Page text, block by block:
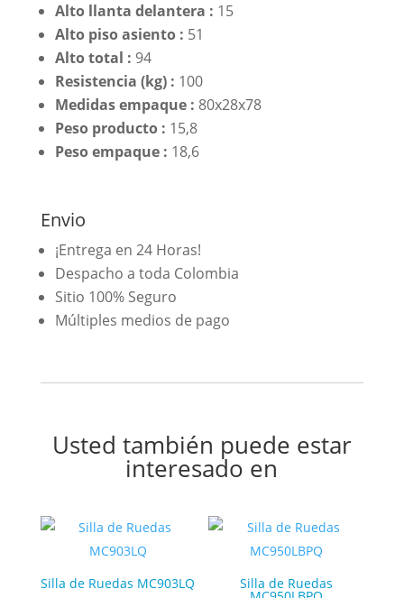
Alto llanta delantera : 15
Alto piso asiento : 51
Alto total : 94
Resistencia (kg) : 100
Medidas empaque : 80x28x78
Peso producto : 15,8
Peso empaque : 18,6
Envio
¡Entrega en 24 Horas!
Despacho a toda Colombia
Sitio 100% Seguro
Múltiples medios de pago
Usted también puede estar
interesado en
Silla de Ruedas MC903LQ Silla de Ruedas